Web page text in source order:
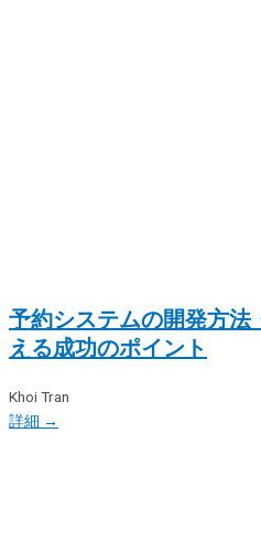
予約システムの開発方法
える成功のポイント
Khoi Tran
詳細 →